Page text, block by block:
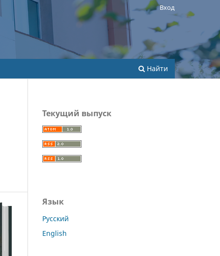
Найти
Вход
Текущий выпуск
Язык
Русский
English